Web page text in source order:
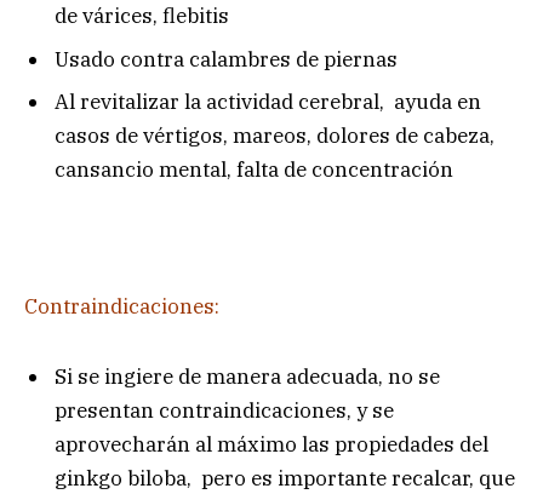
de várices, flebitis
Usado contra calambres de piernas
Al revitalizar la actividad cerebral, ayuda en
casos de vértigos, mareos, dolores de cabeza,
cansancio mental, falta de concentración
Contraindicaciones:
Si se ingiere de manera adecuada, no se
presentan contraindicaciones, y se
aprovecharán al máximo las propiedades del
ginkgo biloba, pero es importante recalcar, que